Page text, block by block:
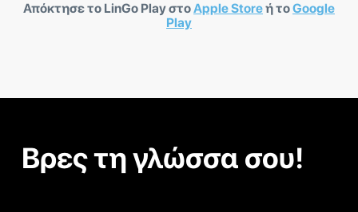
Απόκτησε το LinGo Play στοApple Storeή τοGoogle
Play
Βρες τη γλώσσα σου!